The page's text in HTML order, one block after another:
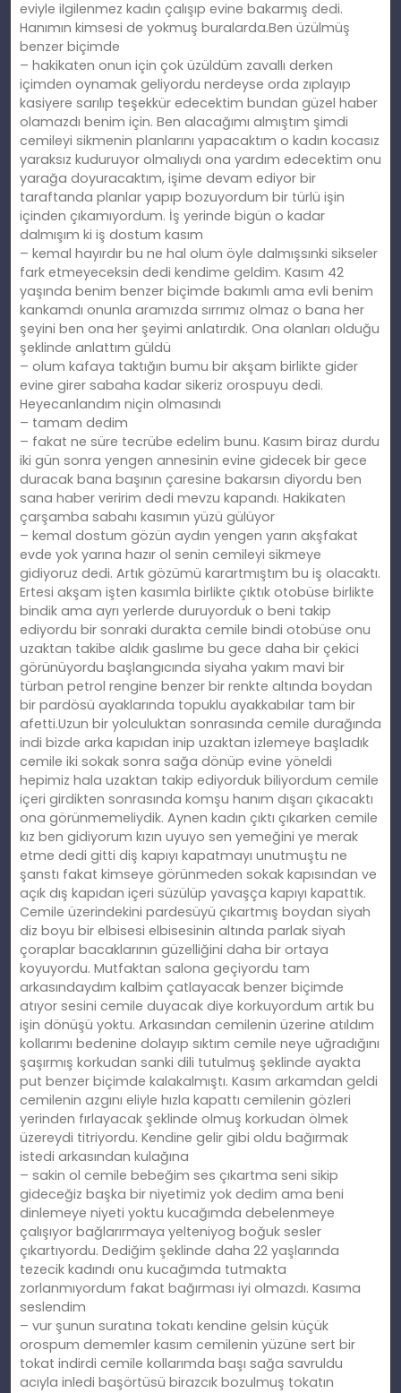
eviyle ilgilenmez kadın çalışıp evine bakarmış dedi.
Hanımın kimsesi de yokmuş buralarda.Ben üzülmüş
benzer biçimde
– hakikaten onun için çok üzüldüm zavallı derken
içimden oynamak geliyordu nerdeyse orda zıplayıp
kasiyere sarılıp teşekkür edecektim bundan güzel haber
olamazdı benim için. Ben alacağımı almıştım şimdi
cemileyi sikmenin planlarını yapacaktım o kadın kocasız
yaraksız kuduruyor olmalıydı ona yardım edecektim onu
yarağa doyuracaktım, işime devam ediyor bir
taraftanda planlar yapıp bozuyordum bir türlü işin
içinden çıkamıyordum. İş yerinde bigün o kadar
dalmışım ki iş dostum kasım
– kemal hayırdır bu ne hal olum öyle dalmışsınki sikseler
fark etmeyeceksin dedi kendime geldim. Kasım 42
yaşında benim benzer biçimde bakımlı ama evli benim
kankamdı onunla aramızda sırrımız olmaz o bana her
şeyini ben ona her şeyimi anlatırdık. Ona olanları olduğu
şeklinde anlattım güldü
– olum kafaya taktığın bumu bir akşam birlikte gider
evine girer sabaha kadar sikeriz orospuyu dedi.
Heyecanlandım niçin olmasındı
– tamam dedim
– fakat ne süre tecrübe edelim bunu. Kasım biraz durdu
iki gün sonra yengen annesinin evine gidecek bir gece
duracak bana başının çaresine bakarsın diyordu ben
sana haber veririm dedi mevzu kapandı. Hakikaten
çarşamba sabahı kasımın yüzü gülüyor
– kemal dostum gözün aydın yengen yarın akşfakat
evde yok yarına hazır ol senin cemileyi sikmeye
gidiyoruz dedi. Artık gözümü karartmıştım bu iş olacaktı.
Ertesi akşam işten kasımla birlikte çıktık otobüse birlikte
bindik ama ayrı yerlerde duruyorduk o beni takip
ediyordu bir sonraki durakta cemile bindi otobüse onu
uzaktan takibe aldık gaslıme bu gece daha bir çekici
görünüyordu başlangıcında siyaha yakım mavi bir
türban petrol rengine benzer bir renkte altında boydan
bir pardösü ayaklarında topuklu ayakkabılar tam bir
afetti.Uzun bir yolculuktan sonrasında cemile durağında
indi bizde arka kapıdan inip uzaktan izlemeye başladık
cemile iki sokak sonra sağa dönüp evine yöneldi
hepimiz hala uzaktan takip ediyorduk biliyordum cemile
içeri girdikten sonrasında komşu hanım dışarı çıkacaktı
ona görünmemeliydik. Aynen kadın çıktı çıkarken cemile
kız ben gidiyorum kızın uyuyo sen yemeğini ye merak
etme dedi gitti diş kapıyı kapatmayı unutmuştu ne
şanstı fakat kimseye görünmeden sokak kapısından ve
açık dış kapıdan içeri süzülüp yavaşça kapıyı kapattık.
Cemile üzerindekini pardesüyü çıkartmış boydan siyah
diz boyu bir elbisesi elbisesinin altında parlak siyah
çoraplar bacaklarının güzelliğini daha bir ortaya
koyuyordu. Mutfaktan salona geçiyordu tam
arkasındaydım kalbim çatlayacak benzer biçimde
atıyor sesini cemile duyacak diye korkuyordum artık bu
işin dönüşü yoktu. Arkasından cemilenin üzerine atıldım
kollarımı bedenine dolayıp sıktım cemile neye uğradığını
şaşırmış korkudan sanki dili tutulmuş şeklinde ayakta
put benzer biçimde kalakalmıştı. Kasım arkamdan geldi
cemilenin azgını eliyle hızla kapattı cemilenin gözleri
yerinden fırlayacak şeklinde olmuş korkudan ölmek
üzereydi titriyordu. Kendine gelir gibi oldu bağırmak
istedi arkasından kulağına
– sakin ol cemile bebeğim ses çıkartma seni sikip
gideceğiz başka bir niyetimiz yok dedim ama beni
dinlemeye niyeti yoktu kucağımda debelenmeye
çalışıyor bağlarırmaya yelteniyog boğuk sesler
çıkartıyordu. Dediğim şeklinde daha 22 yaşlarında
tezecik kadındı onu kucağımda tutmakta
zorlanmıyordum fakat bağırması iyi olmazdı. Kasıma
seslendim
– vur şunun suratına tokatı kendine gelsin küçük
orospum dememler kasım cemilenin yüzüne sert bir
tokat indirdi cemile kollarımda başı sağa savruldu
acıyla inledi başörtüsü birazcık bozulmuş tokatın